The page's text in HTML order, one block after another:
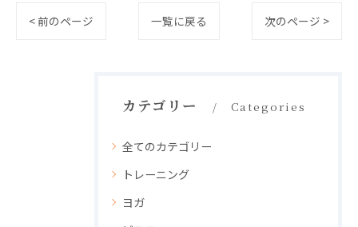
< 前のページ 一覧に戻る 次のページ >
カテゴリー Categories
全てのカテゴリー
トレーニング
ヨガ